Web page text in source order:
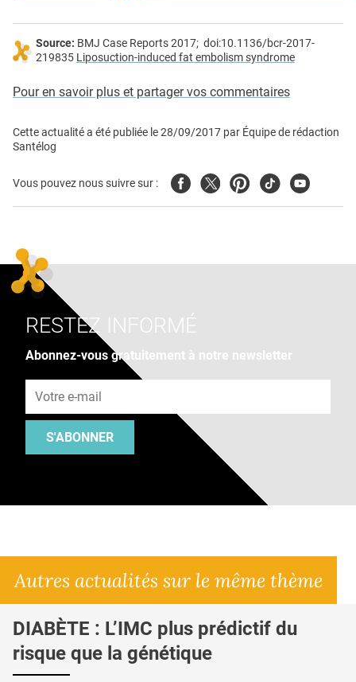
Source: BMJ Case Reports 2017; doi:10.1136/bcr-2017-
219835 Liposuction-induced fat embolism syndrome
Pour en savoir plus et partager vos commentaires
Cette actualité a été publiée le28/09/2017 par Équipe de rédaction
Santélog
Vous pouvez nous suivre sur : FacebookTwitterPinterest
TiktokYoutube
RESTEZ INFORMÉ
Abonnez-vous gratuitement à notre newsletter
S'ABONNER
Autres actualités sur le même thème
DIABÈTE : L’IMC plus prédictif du
risque que la génétique